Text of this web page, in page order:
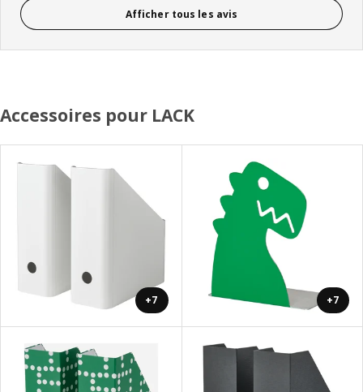
Afficher tous les avis
Accessoires pour LACK
+7 +7